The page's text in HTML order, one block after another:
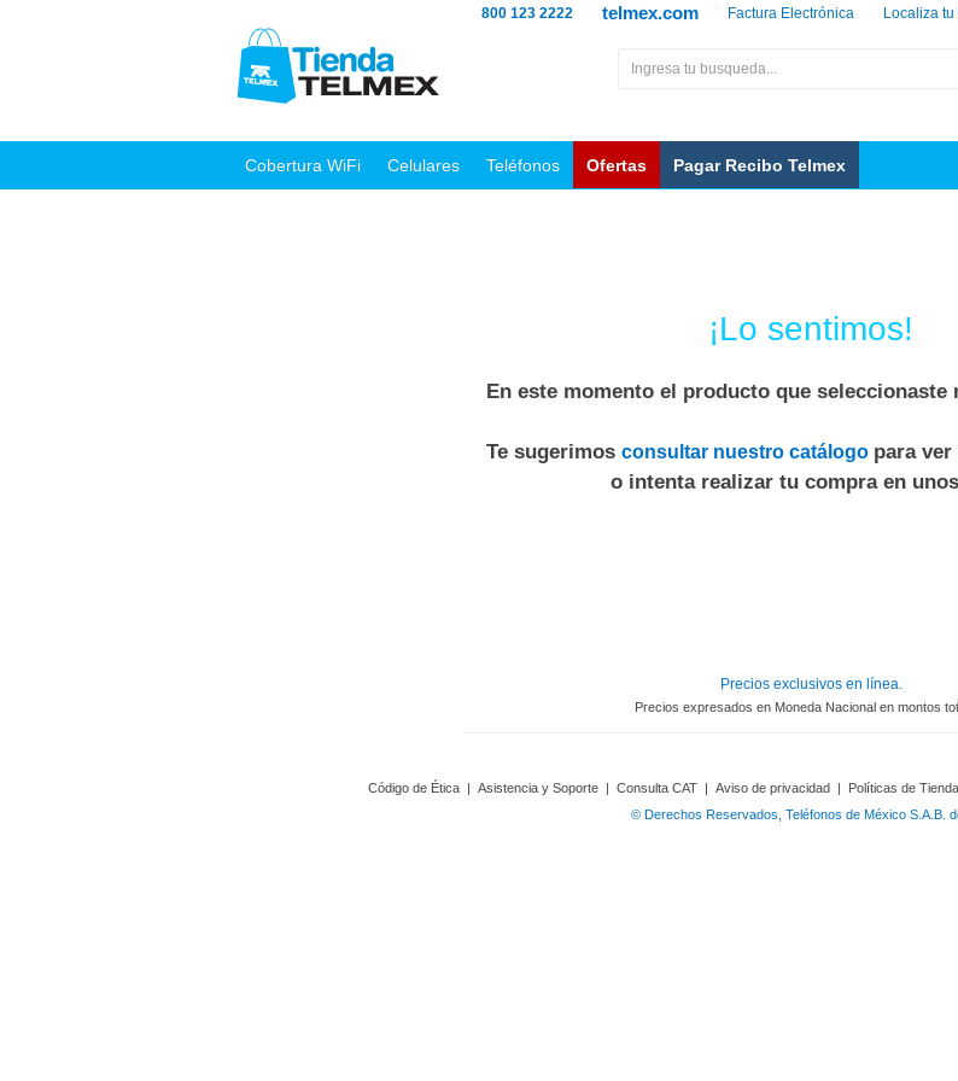
Localiza
Factura Electrónica
telmex.com
800 123 2222
Cobertura WiFi Celulares Teléfonos Ofertas Pagar Recibo Telmex
¡Lo sentimos!
En este momento el producto que seleccionaste
Te sugerimos consultar nuestro catálogo para
o intenta realizar tu compra en
Precios exclusivos en línea.
Precios expresados en Moneda Nacional en montos
Código de Ética | Asistencia y Soporte | Consulta CAT | Aviso de privacidad | Políticas de
© Derechos Reservados, Teléfonos de México S.A.B.